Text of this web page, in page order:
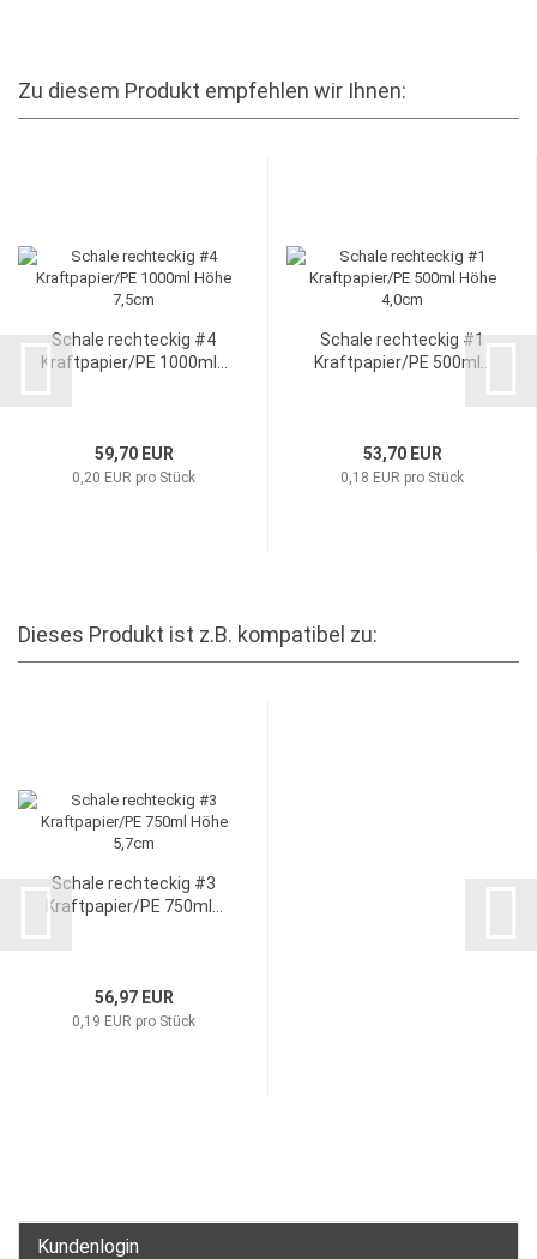
Zu diesem Produkt empfehlen wir Ihnen:
Schale rechteckig #4
Kraftpapier/PE 1000ml...
59,70 EUR
0,20 EUR pro Stück
Schale rechteckig #1
Kraftpapier/PE 500ml...
53,70 EUR
0,18 EUR pro Stück
Dieses Produkt ist z.B. kompatibel zu:
Schale rechteckig #3
Kraftpapier/PE 750ml...
56,97 EUR
0,19 EUR pro Stück
Kundenlogin